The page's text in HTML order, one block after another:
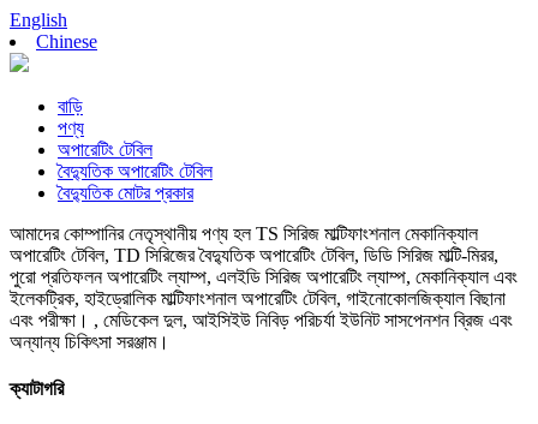
English
Chinese
বাড়ি
পণ্য
অপারেটিং টেবিল
বৈদ্যুতিক অপারেটিং টেবিল
বৈদ্যুতিক মোটর প্রকার
আমাদের কোম্পানির নেতৃস্থানীয় পণ্য হল TS সিরিজ মাল্টিফাংশনাল মেকানিক্যাল
অপারেটিং টেবিল, TD সিরিজের বৈদ্যুতিক অপারেটিং টেবিল, ডিডি সিরিজ মাল্টি-মিরর,
পুরো প্রতিফলন অপারেটিং ল্যাম্প, এলইডি সিরিজ অপারেটিং ল্যাম্প, মেকানিক্যাল এবং
ইলেকট্রিক, হাইড্রোলিক মাল্টিফাংশনাল অপারেটিং টেবিল, গাইনোকোলজিক্যাল বিছানা
এবং পরীক্ষা। , মেডিকেল দুল, আইসিইউ নিবিড় পরিচর্যা ইউনিট সাসপেনশন ব্রিজ এবং
অন্যান্য চিকিৎসা সরঞ্জাম।
ক্যাটাগরি